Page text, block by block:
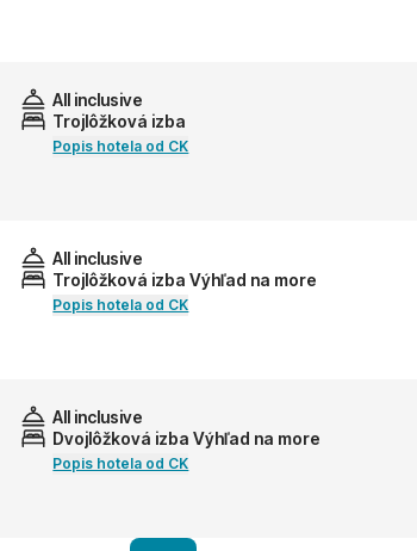
All inclusive
Trojlôžková izba
Popis hotela od CK
All inclusive
Trojlôžková izba Výhľad na more
Popis hotela od CK
All inclusive
Dvojlôžková izba Výhľad na more
Popis hotela od CK